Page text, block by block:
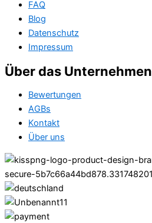
FAQ
Blog
Datenschutz
Impressum
Über das Unternehmen
Bewertungen
AGBs
Kontakt
Über uns